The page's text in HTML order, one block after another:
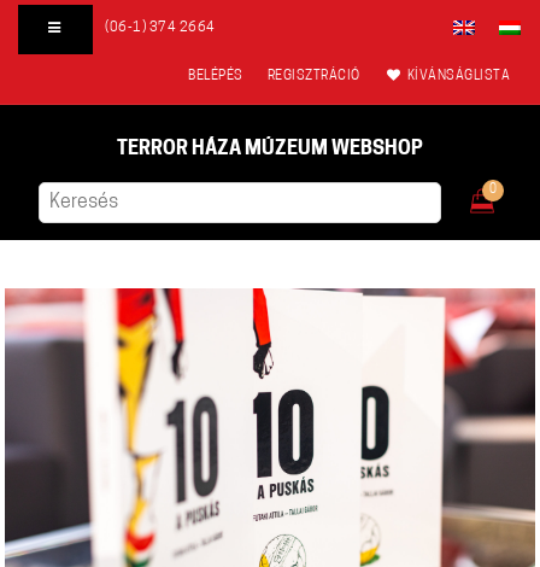
(06-1) 374 2664
BELÉPÉS REGISZTRÁCIÓ KÍVÁNSÁGLISTA
TERROR HÁZA MÚZEUM WEBSHOP
0